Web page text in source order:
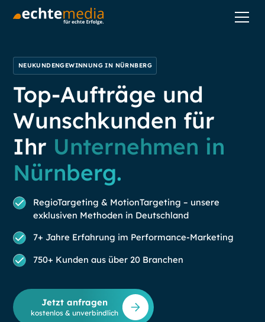
NEUKUNDENGEWINNUNG IN NÜRNBERG
Top-Aufträge und
Wunschkunden für
Ihr Unternehmen in
Nürnberg.
RegioTargeting & MotionTargeting – unsere
exklusiven Methoden in Deutschland
7+ Jahre Erfahrung im Performance-Marketing
750+ Kunden aus über 20 Branchen
Jetzt anfragen
kostenlos & unverbindlich